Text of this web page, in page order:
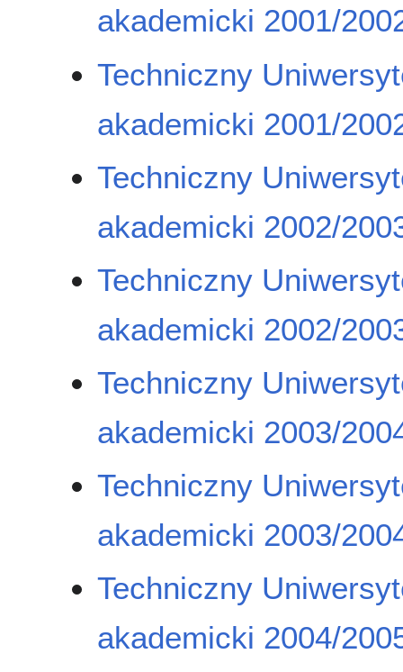
akademicki 2001/
Techniczny
akademicki 2001/
Techniczny
akademicki 2002/
Techniczny
akademicki 2002/
Techniczny
akademicki 2003/
Techniczny
akademicki 2003/
Techniczny
akademicki 2004/